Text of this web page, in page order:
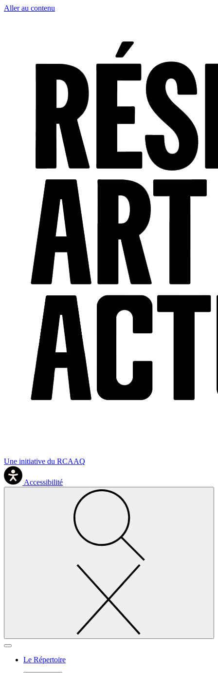
Aller au contenu
Une initiative du RCAAQ
Accessibilité
Le Répertoire